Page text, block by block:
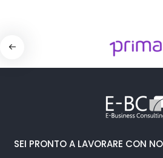
SEI PRONTO A LAVORARE CON